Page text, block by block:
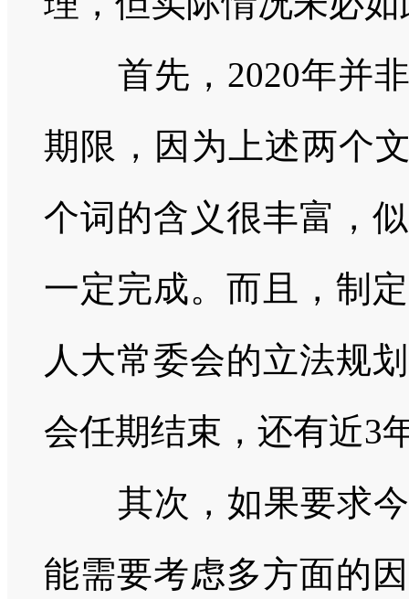
首先， 2020年并
期限，因为上述两个
个词的含义很丰富，
一定完成。而且，制
人大常委会的立法规
会任期结束，还有近3
其次，如果要求
能需要考虑多方面的